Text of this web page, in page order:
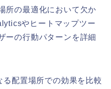
所の最適化において欠か
やヒートマップツー
ーの行動パターンを詳細
配置場所での効果を比較